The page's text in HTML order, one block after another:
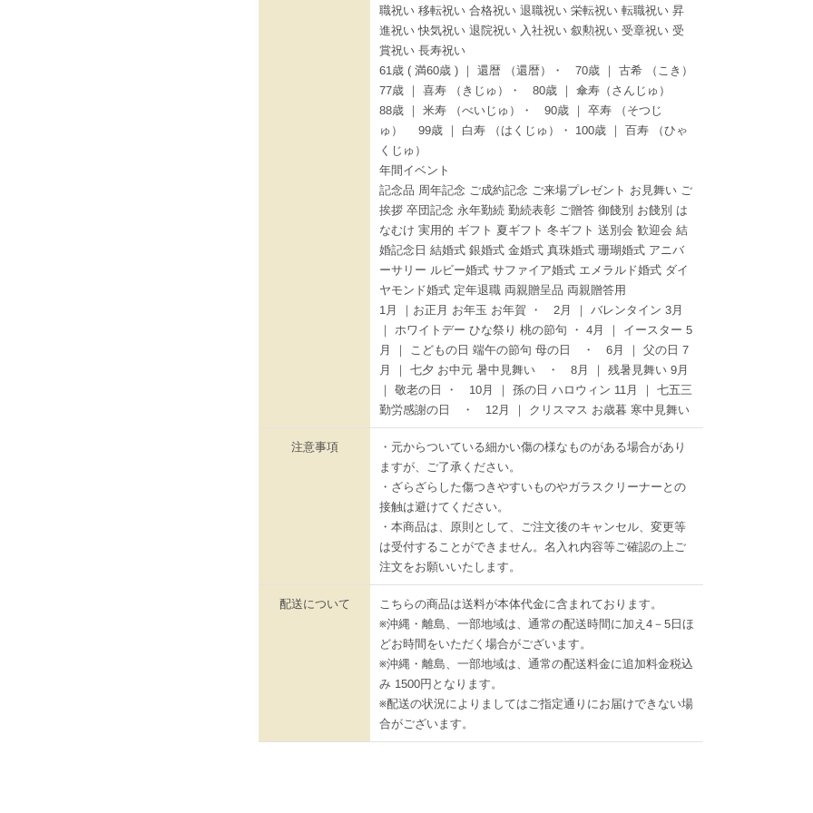
職祝い 移転祝い 合格祝い 退職祝い 栄転祝い 転職祝い 昇
進祝い 快気祝い 退院祝い 入社祝い 叙勲祝い 受章祝い 受
賞祝い 長寿祝い
61歳 ( 満60歳 ) ｜ 還暦 （還暦）・ 70歳 ｜ 古希 （こき）
77歳 ｜ 喜寿 （きじゅ）・ 80歳 ｜ 傘寿（さんじゅ）
88歳 ｜ 米寿 （べいじゅ）・ 90歳 ｜ 卒寿 （そつじ
ゅ） 99歳 ｜ 白寿 （はくじゅ）・ 100歳 ｜ 百寿 （ひゃ
くじゅ）
年間イベント
記念品 周年記念 ご成約記念 ご来場プレゼント お見舞い ご
挨拶 卒団記念 永年勤続 勤続表彰 ご贈答 御餞別 お餞別 は
なむけ 実用的 ギフト 夏ギフト 冬ギフト 送別会 歓迎会 結
婚記念日 結婚式 銀婚式 金婚式 真珠婚式 珊瑚婚式 アニバ
ーサリー ルビー婚式 サファイア婚式 エメラルド婚式 ダイ
ヤモンド婚式 定年退職 両親贈呈品 両親贈答用
1月 ｜お正月 お年玉 お年賀 ・ 2月 ｜ バレンタイン 3月
｜ ホワイトデー ひな祭り 桃の節句 ・ 4月 ｜ イースター 5
月 ｜ こどもの日 端午の節句 母の日 ・ 6月 ｜ 父の日 7
月 ｜ 七夕 お中元 暑中見舞い ・ 8月 ｜ 残暑見舞い 9月
｜ 敬老の日 ・ 10月 ｜ 孫の日 ハロウィン 11月 ｜ 七五三
勤労感謝の日 ・ 12月 ｜ クリスマス お歳暮 寒中見舞い
注意事項
・元からついている細かい傷の様なものがある場合があり
ますが、ご了承ください。
・ざらざらした傷つきやすいものやガラスクリーナーとの
接触は避けてください。
・本商品は、原則として、ご注文後のキャンセル、変更等
は受付することができません。名入れ内容等ご確認の上ご
注文をお願いいたします。
配送について
こちらの商品は送料が本体代金に含まれております。
※沖縄・離島、一部地域は、通常の配送時間に加え4－5日ほ
どお時間をいただく場合がございます。
※沖縄・離島、一部地域は、通常の配送料金に追加料金税込
み 1500円となります。
※配送の状況によりましてはご指定通りにお届けできない場
合がございます。